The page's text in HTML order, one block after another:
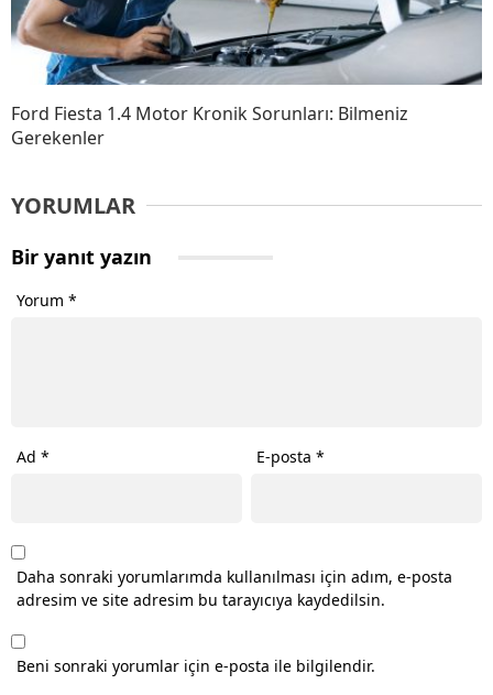
Ford Fiesta 1.4 Motor Kronik Sorunları: Bilmeniz
Gerekenler
YORUMLAR
Bir yanıt yazın
Yorum *
Ad * E-posta*
Daha sonraki yorumlarımda kullanılması için adım, e-posta
adresim ve site adresim bu tarayıcıya kaydedilsin.
Beni sonraki yorumlar için e-posta ile bilgilendir.